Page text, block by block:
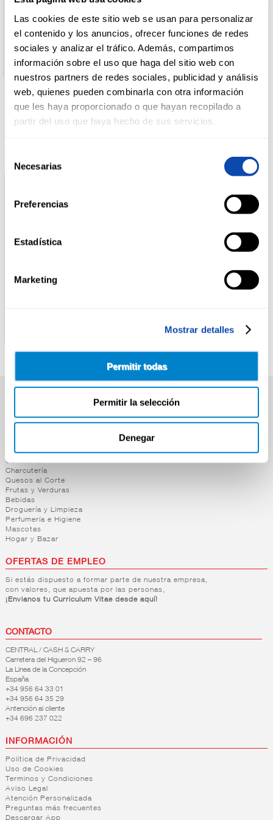
Las cookies de este sitio web se usan para personalizar
el contenido y los anuncios, ofrecer funciones de redes
sociales y analizar el tráfico. Además, compartimos
información sobre el uso que haga del sitio web con
nuestros partners de redes sociales, publicidad y análisis
web, quienes pueden combinarla con otra información
que les haya proporcionado o que hayan recopilado a
partir del uso que haya hecho de sus servicios.
Necesarias
Preferencias
Estadística
Marketing
Mostrar detalles
Permitir todas
Permitir la selección
Denegar
DROGUERÍA
Y LIMPIEZA
PERFUMERÍA
E HIGIENE
Desarrollo De Marcas
Dirección del Operador:
Calle de la Antigua Avidesa, 1 46600 ALZIRA VALENCIA
España
Cantidad neta:
525 gr
Productos relacionados
YOGUR FRESA ALTEZA 6U
Alimentación
Congelados
Carnicería
Charcutería
Quesos al Corte
Frutas y Verduras
Bebidas
Droguería y Limpieza
Perfumería e Higiene
Mascotas
Hogar y Bazar
OFERTAS DE EMPLEO
Si estás dispuesto a formar parte de nuestra empresa,
con valores, que apuesta por las personas,
¡Envianos tu Curriculum Vitae desde aquí!
CONTACTO
CENTRAL / CASH & CARRY
Carretera del Higueron 92 – 96
La Linea de la Concepción
España
+34 956 64 33 01
+34 956 64 35 29
Antención al cliente
+34 696 237 022
INFORMACIÓN
Política de Privacidad
Uso de Cookies
Terminos y Condiciones
Aviso Legal
Atención Personalizada
Preguntas más frecuentes
Descargar App